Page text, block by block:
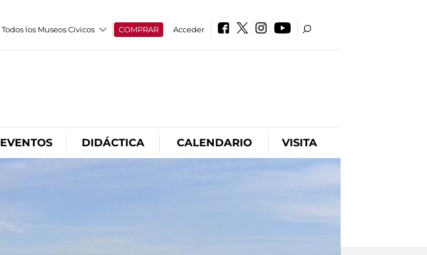
Todos los Museos Cívicos COMPRAR Acceder
EVENTOS DIDÁCTICA CALENDARIO VISITA